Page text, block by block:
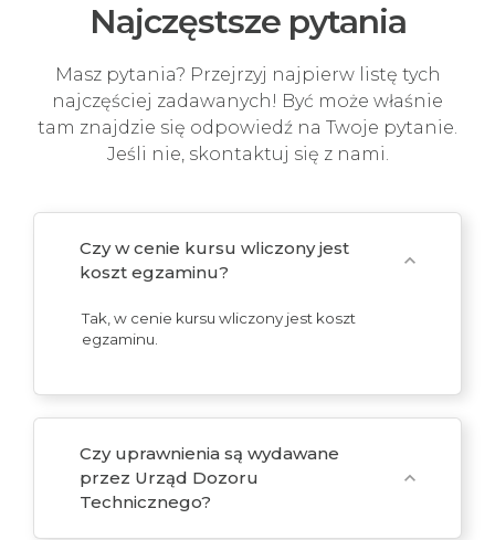
Najczęstsze pytania
Masz pytania? Przejrzyj najpierw listę tych
najczęściej zadawanych! Być może właśnie
tam znajdzie się odpowiedź na Twoje pytanie.
Jeśli nie, skontaktuj się z nami.
Czy w cenie kursu wliczony jest
koszt egzaminu?
expand_more
Tak, w cenie kursu wliczony jest koszt
egzaminu.
Czy uprawnienia są wydawane
przez Urząd Dozoru
Technicznego?
expand_more